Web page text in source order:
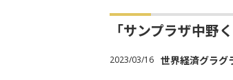
「サンプラザ中野
2023/03/16 世界経済グラグ